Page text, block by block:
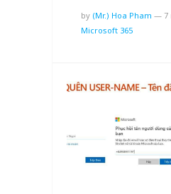
by (Mr.) Hoa Pham — 7
Microsoft 365